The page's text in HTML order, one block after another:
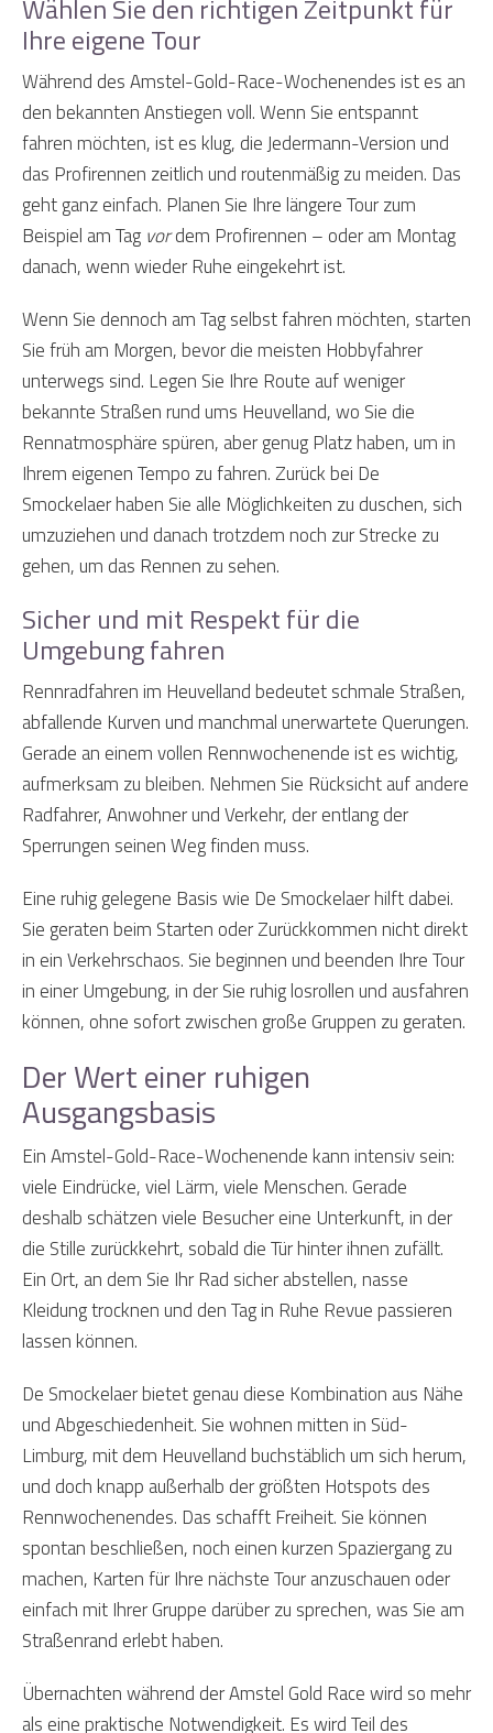
Wählen Sie den richtigen Zeitpunkt für
Ihre eigene Tour
Während des Amstel-Gold-Race-Wochenendes ist es an
den bekannten Anstiegen voll. Wenn Sie entspannt
fahren möchten, ist es klug, die Jedermann-Version und
das Profirennen zeitlich und routenmäßig zu meiden. Das
geht ganz einfach. Planen Sie Ihre längere Tour zum
Beispiel am Tag vordem Profirennen – oder am Montag
danach, wenn wieder Ruhe eingekehrt ist.
Wenn Sie dennoch am Tag selbst fahren möchten, starten
Sie früh am Morgen, bevor die meisten Hobbyfahrer
unterwegs sind. Legen Sie Ihre Route auf weniger
bekannte Straßen rund ums Heuvelland, wo Sie die
Rennatmosphäre spüren, aber genug Platz haben, um in
Ihrem eigenen Tempo zu fahren. Zurück bei De
Smockelaer haben Sie alle Möglichkeiten zu duschen, sich
umzuziehen und danach trotzdem noch zur Strecke zu
gehen, um das Rennen zu sehen.
Sicher und mit Respekt für die
Umgebung fahren
Rennradfahren im Heuvelland bedeutet schmale Straßen,
abfallende Kurven und manchmal unerwartete Querungen.
Gerade an einem vollen Rennwochenende ist es wichtig,
aufmerksam zu bleiben. Nehmen Sie Rücksicht auf andere
Radfahrer, Anwohner und Verkehr, der entlang der
Sperrungen seinen Weg finden muss.
Eine ruhig gelegene Basis wie De Smockelaer hilft dabei.
Sie geraten beim Starten oder Zurückkommen nicht direkt
in ein Verkehrschaos. Sie beginnen und beenden Ihre Tour
in einer Umgebung, in der Sie ruhig losrollen und ausfahren
können, ohne sofort zwischen große Gruppen zu geraten.
Der Wert einer ruhigen
Ausgangsbasis
Ein Amstel-Gold-Race-Wochenende kann intensiv sein:
viele Eindrücke, viel Lärm, viele Menschen. Gerade
deshalb schätzen viele Besucher eine Unterkunft, in der
die Stille zurückkehrt, sobald die Tür hinter ihnen zufällt.
Ein Ort, an dem Sie Ihr Rad sicher abstellen, nasse
Kleidung trocknen und den Tag in Ruhe Revue passieren
lassen können.
De Smockelaer bietet genau diese Kombination aus Nähe
und Abgeschiedenheit. Sie wohnen mitten in Süd-
Limburg, mit dem Heuvelland buchstäblich um sich herum,
und doch knapp außerhalb der größten Hotspots des
Rennwochenendes. Das schafft Freiheit. Sie können
spontan beschließen, noch einen kurzen Spaziergang zu
machen, Karten für Ihre nächste Tour anzuschauen oder
einfach mit Ihrer Gruppe darüber zu sprechen, was Sie am
Straßenrand erlebt haben.
Übernachten während der Amstel Gold Race wird so mehr
als eine praktische Notwendigkeit. Es wird Teil des